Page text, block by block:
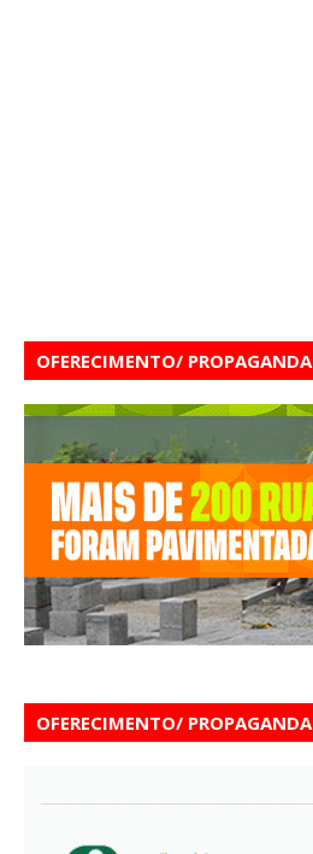
OFERECIMENTO/ PROPAGANDA
OFERECIMENTO/ PROPAGANDA